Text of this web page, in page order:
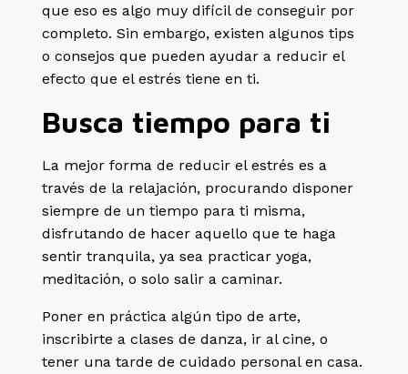
que eso es algo muy difícil de conseguir por
completo. Sin embargo, existen algunos tips
o consejos que pueden ayudar a reducir el
efecto que el estrés tiene en ti.
Busca tiempo para ti
La mejor forma de reducir el estrés es a
través de la relajación, procurando disponer
siempre de un tiempo para ti misma,
disfrutando de hacer aquello que te haga
sentir tranquila, ya sea practicar yoga,
meditación, o solo salir a caminar.
Poner en práctica algún tipo de arte,
inscribirte a clases de danza, ir al cine, o
tener una tarde de cuidado personal en casa.